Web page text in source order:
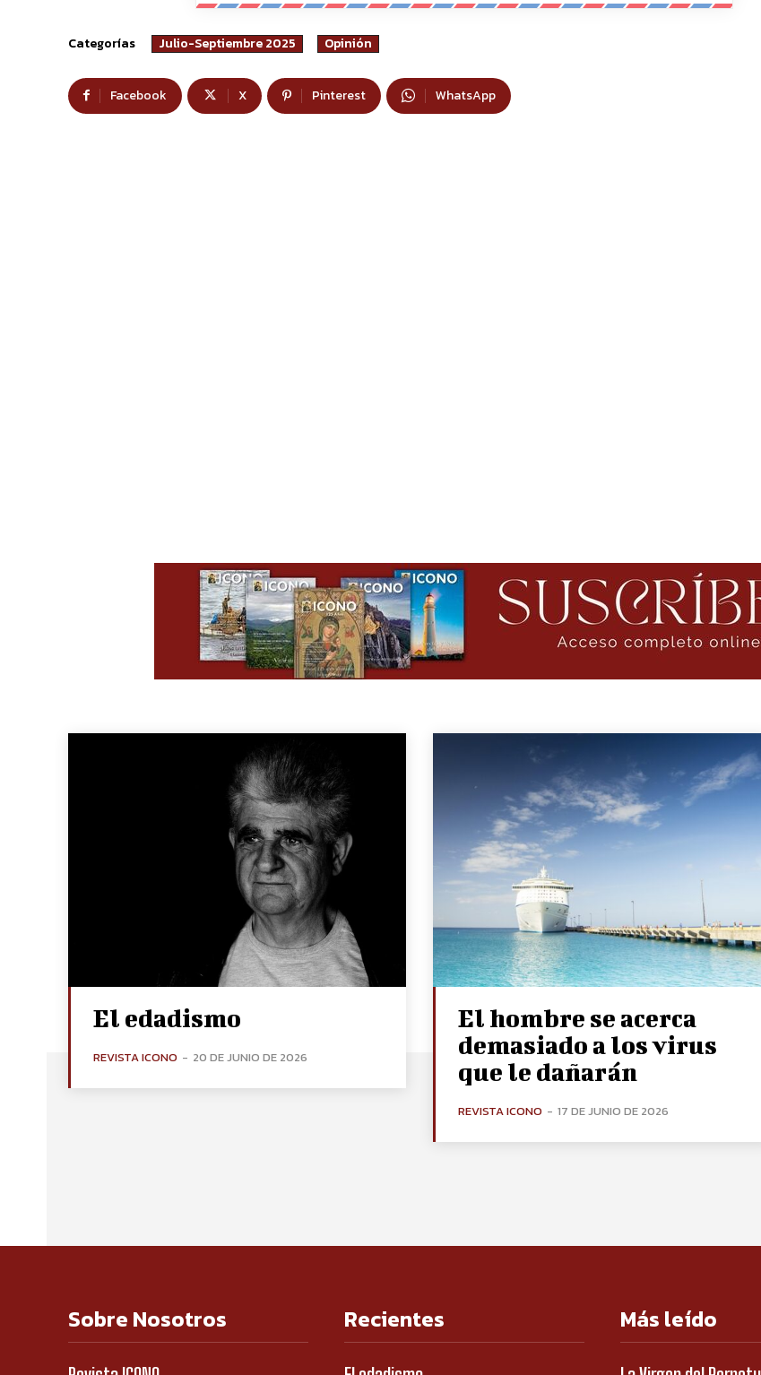
Categorías Julio-Septiembre 2025 Opinión
Facebook X Pinterest WhatsApp
El edadismo
REVISTA ICONO - 20 DE JUNIO DE 2026
El hombre se acerca
demasiado a los virus
que le dañarán
REVISTA ICONO - 17 DE JUNIO DE 2026
Sobre Nosotros Recientes Más leído